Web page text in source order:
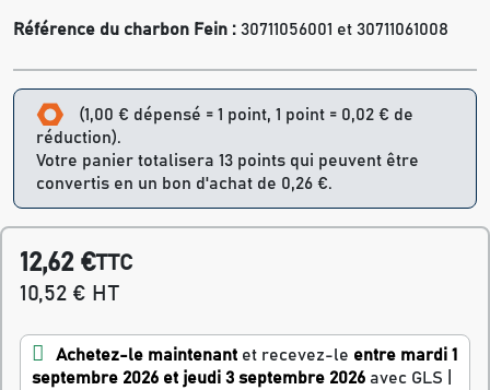
Référence du charbon Fein : 30711056001 et 30711061008
(1,00 € dépensé = 1 point, 1 point = 0,02 € de
réduction).
Votre panier totalisera 13 points qui peuvent être
convertis en un bon d'achat de 0,26 €.
12,62 €TTC
10,52 € HT
Achetez-le maintenant et recevez-le entre mardi 1
septembre 2026 et jeudi 3 septembre 2026 avec GLS |